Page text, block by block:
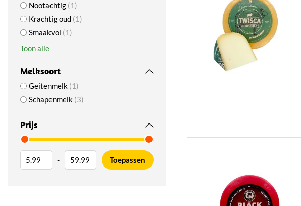
Nootachtig 1
Krachtig oud 1
Smaakvol
1
Toon alle
Melksoort
Geitenmelk 1
Schapenmelk 3
Prijs
- Toepassen